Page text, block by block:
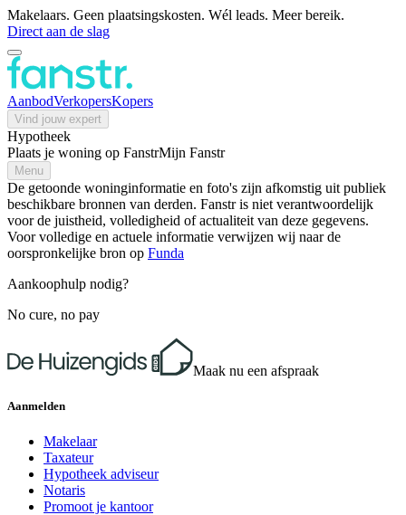
Makelaars. Geen plaatsingskosten. Wél leads. Meer bereik.
Direct aan de slag
AanbodVerkopersKopers
Vind jouw expert
Hypotheek
Plaats je woning op FanstrMijn Fanstr
Menu
De getoonde woninginformatie en foto's zijn afkomstig uit publiek
beschikbare bronnen van derden. Fanstr is niet verantwoordelijk
voor de juistheid, volledigheid of actualiteit van deze gegevens.
Voor volledige en actuele informatie verwijzen wij naar de
oorspronkelijke bron op Funda
Aankoophulp nodig?
No cure, no pay
Maak nu een afspraak
Aanmelden
Makelaar
Taxateur
Hypotheek adviseur
Notaris
Promoot je kantoor